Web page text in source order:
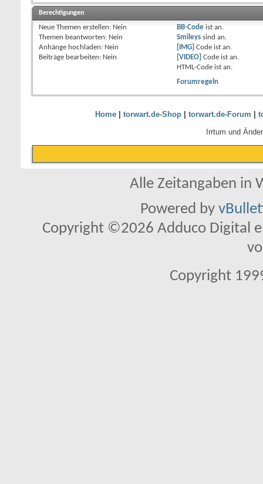
Berechtigungen
Neue Themen erstellen: Nein
Themen beantworten: Nein
Anhänge hochladen: Nein
Beiträge bearbeiten: Nein
BB-Codeist an.
Smileyssind an.
[IMG] Code ist an.
[VIDEO] Code ist an.
HTML-Code ist an.
Forumregeln
Home| torwart.de-Shop| torwart.de-Forum
Irrtum und
Alle Zeitangaben in
Powered by
Copyright ©2026 Adduco Digital
Copyright